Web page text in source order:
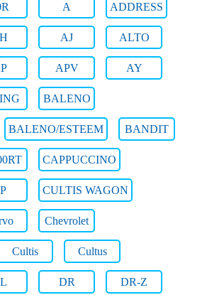
A ADDRESS
AJ ALTO
APV AY
BALENO
BALENO/ESTEEM BANDIT
CAPPUCCINO
CULTIS WAGON
Chevrolet
Cultis Cultus
DR DR-Z